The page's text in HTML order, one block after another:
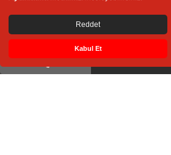
Reddet
Kabul Et
Seyahat ve Tur
© 2026 NAMLI Turizm - Taşımacılık San.Tic. Ltd. Şti.